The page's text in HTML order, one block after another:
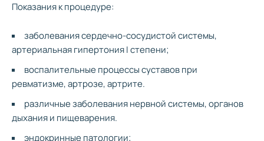
Показания к процедуре:
заболевания сердечно-сосудистой системы,
артериальная гипертония I степени;
воспалительные процессы суставов при
ревматизме, артрозе, артрите.
различные заболевания нервной системы, органов
дыхания и пищеварения.
эндокринные патологии;